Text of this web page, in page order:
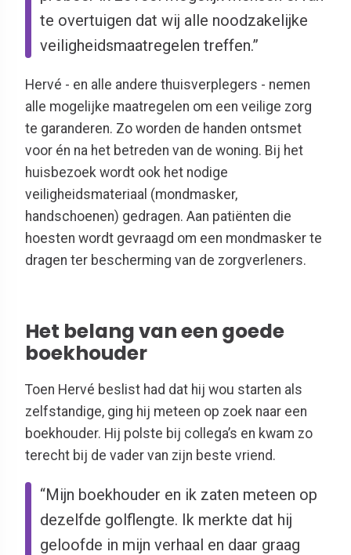
te overtuigen dat wij alle noodzakelijke
veiligheidsmaatregelen treffen.”
Hervé - en alle andere thuisverplegers - nemen
alle mogelijke maatregelen om een veilige zorg
te garanderen. Zo worden de handen ontsmet
voor én na het betreden van de woning. Bij het
huisbezoek wordt ook het nodige
veiligheidsmateriaal (mondmasker,
handschoenen) gedragen. Aan patiënten die
hoesten wordt gevraagd om een mondmasker te
dragen ter bescherming van de zorgverleners.
Het belang van een goede
boekhouder
Toen Hervé beslist had dat hij wou starten als
zelfstandige, ging hij meteen op zoek naar een
boekhouder. Hij polste bij collega’s en kwam zo
terecht bij de vader van zijn beste vriend.
“Mijn boekhouder en ik zaten meteen op
dezelfde golflengte. Ik merkte dat hij
geloofde in mijn verhaal en daar graag